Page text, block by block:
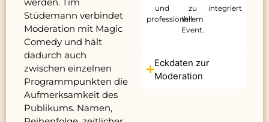
Stüdemann verbindet
Moderation mit Magic
Comedy und hält
dadurch auch
zwischen einzelnen
Programmpunkten die
Aufmerksamkeit des
Publikums. Namen,
und
professionell
zu
Ihrem
Event.
integriert
Eckdaten zur
Moderation